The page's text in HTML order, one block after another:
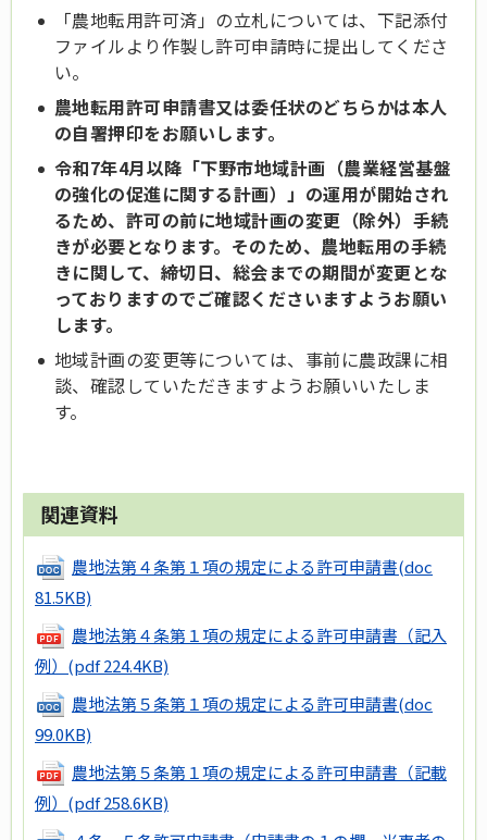
「農地転用許可済」の立札については、下記添付
ファイルより作製し許可申請時に提出してくださ
い。
農地転用許可申請書又は委任状のどちらかは本人
の自署押印をお願いします。
令和7年4月以降「下野市地域計画（農業経営基盤
の強化の促進に関する計画）」の運用が開始され
るため、許可の前に地域計画の変更（除外）手続
きが必要となります。そのため、農地転用の手続
きに関して、締切日、総会までの期間が変更とな
っておりますのでご確認くださいますようお願い
します。
地域計画の変更等については、事前に農政課に相
談、確認していただきますようお願いいたしま
す。
関連資料
農地法第４条第１項の規定による許可申請書(doc
81.5KB)
農地法第４条第１項の規定による許可申請書（記入
例） (pdf 224.4KB)
農地法第５条第１項の規定による許可申請書(doc
99.0KB)
農地法第５条第１項の規定による許可申請書（記載
例） (pdf 258.6KB)